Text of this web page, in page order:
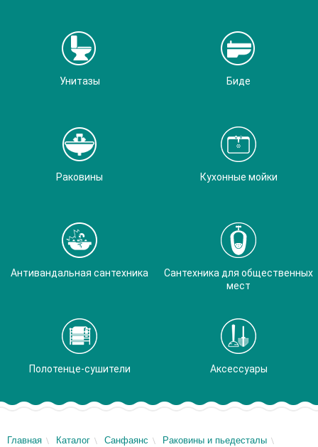
Унитазы Биде
Раковины Кухонные мойки
Антивандальная сантехника
Сантехника для общественных
мест
Полотенце-сушители Аксессуары
Главная Каталог Санфаянс
Раковины и пьедесталы